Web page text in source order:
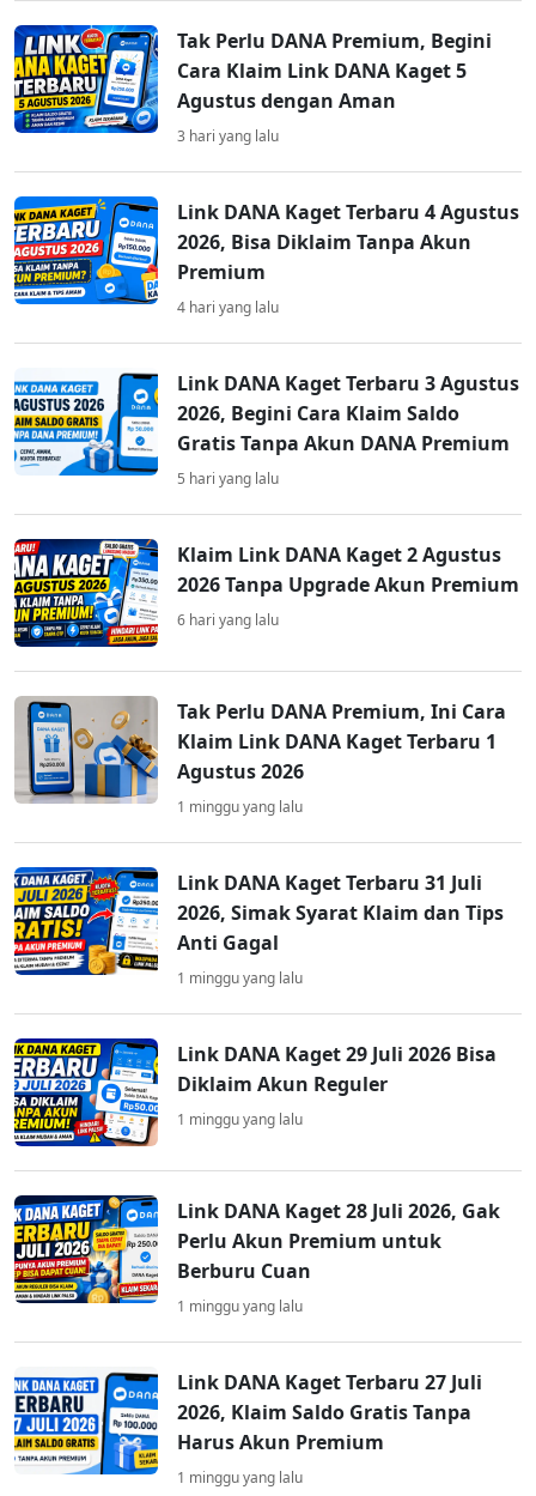
Tak Perlu DANA Premium, Begini
Cara Klaim Link DANA Kaget 5
Agustus dengan Aman
3 hari yang lalu
Link DANA Kaget Terbaru 4 Agustus
2026, Bisa Diklaim Tanpa Akun
Premium
4 hari yang lalu
Link DANA Kaget Terbaru 3 Agustus
2026, Begini Cara Klaim Saldo
Gratis Tanpa Akun DANA Premium
5 hari yang lalu
Klaim Link DANA Kaget 2 Agustus
2026 Tanpa Upgrade Akun Premium
6 hari yang lalu
Tak Perlu DANA Premium, Ini Cara
Klaim Link DANA Kaget Terbaru 1
Agustus 2026
1 minggu yang lalu
Link DANA Kaget Terbaru 31 Juli
2026, Simak Syarat Klaim dan Tips
Anti Gagal
1 minggu yang lalu
Link DANA Kaget 29 Juli 2026 Bisa
Diklaim Akun Reguler
1 minggu yang lalu
Link DANA Kaget 28 Juli 2026, Gak
Perlu Akun Premium untuk
Berburu Cuan
1 minggu yang lalu
Link DANA Kaget Terbaru 27 Juli
2026, Klaim Saldo Gratis Tanpa
Harus Akun Premium
1 minggu yang lalu